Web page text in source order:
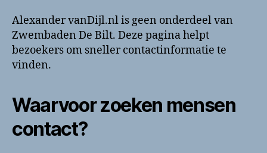
Alexander vanDijl.nl is geen onderdeel van
Zwembaden De Bilt. Deze pagina helpt
bezoekers om sneller contactinformatie te
vinden.
Waarvoor zoeken mensen
contact?